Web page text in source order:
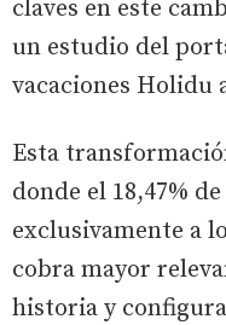
claves en este
un estudio del
vacaciones Holidu
Esta
donde el 18,47%
exclusivamente a
cobra mayor
historia y